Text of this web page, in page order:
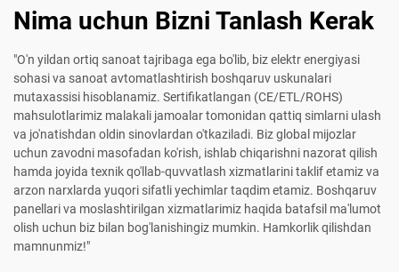
Nima uchun Bizni Tanlash Kerak
"O'n yildan ortiq sanoat tajribaga ega bo'lib, biz elektr energiyasi
sohasi va sanoat avtomatlashtirish boshqaruv uskunalari
mutaxassisi hisoblanamiz. Sertifikatlangan (CE/ETL/ROHS)
mahsulotlarimiz malakali jamoalar tomonidan qattiq simlarni ulash
va jo'natishdan oldin sinovlardan o'tkaziladi. Biz global mijozlar
uchun zavodni masofadan ko'rish, ishlab chiqarishni nazorat qilish
hamda joyida texnik qo'llab-quvvatlash xizmatlarini taklif etamiz va
arzon narxlarda yuqori sifatli yechimlar taqdim etamiz. Boshqaruv
panellari va moslashtirilgan xizmatlarimiz haqida batafsil ma'lumot
olish uchun biz bilan bog'lanishingiz mumkin. Hamkorlik qilishdan
mamnunmiz!"